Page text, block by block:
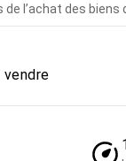
l’achat des biens